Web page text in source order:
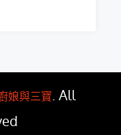
娘與三寶 . All